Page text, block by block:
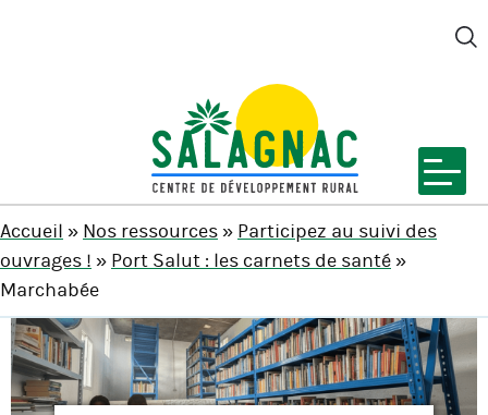
SALAGNAC
Accueil » Nos ressources» Participez au suivi des
ouvrages ! » Port Salut : les carnets de santé»
Marchabée